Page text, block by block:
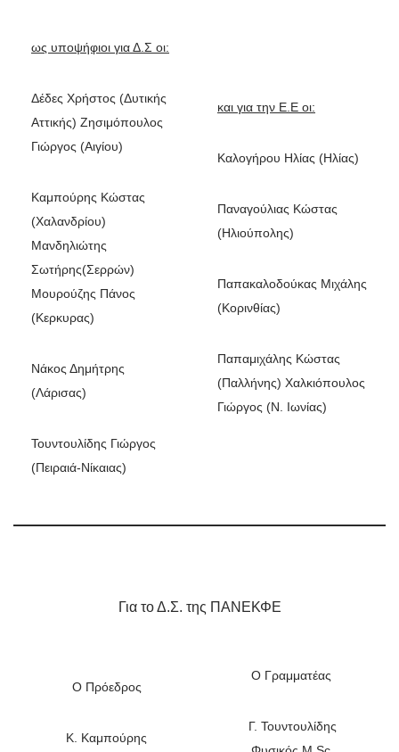
ως υποψήφιοι για Δ.Σ οι:
Δέδες Χρήστος (Δυτικής
Αττικής) Ζησιμόπουλος
Γιώργος (Αιγίου)
Καμπούρης Κώστας
(Χαλανδρίου)
Μανδηλιώτης
Σωτήρης(Σερρών)
Μουρούζης Πάνος
(Κερκυρας)
Νάκος Δημήτρης
(Λάρισας)
Τουντουλίδης Γιώργος
(Πειραιά-Νίκαιας)
και για την Ε.Ε οι:
Καλογήρου Ηλίας (Ηλίας)
Παναγούλιας Κώστας
(Ηλιούπολης)
Παπακαλοδούκας Μιχάλης
(Κορινθίας)
Παπαμιχάλης Κώστας
(Παλλήνης) Χαλκιόπουλος
Γιώργος (Ν. Ιωνίας)
Για το Δ.Σ. της ΠΑΝΕΚΦΕ
Ο Πρόεδρος
Κ. Καμπούρης
Ο Γραμματέας
Γ. Τουντουλίδης